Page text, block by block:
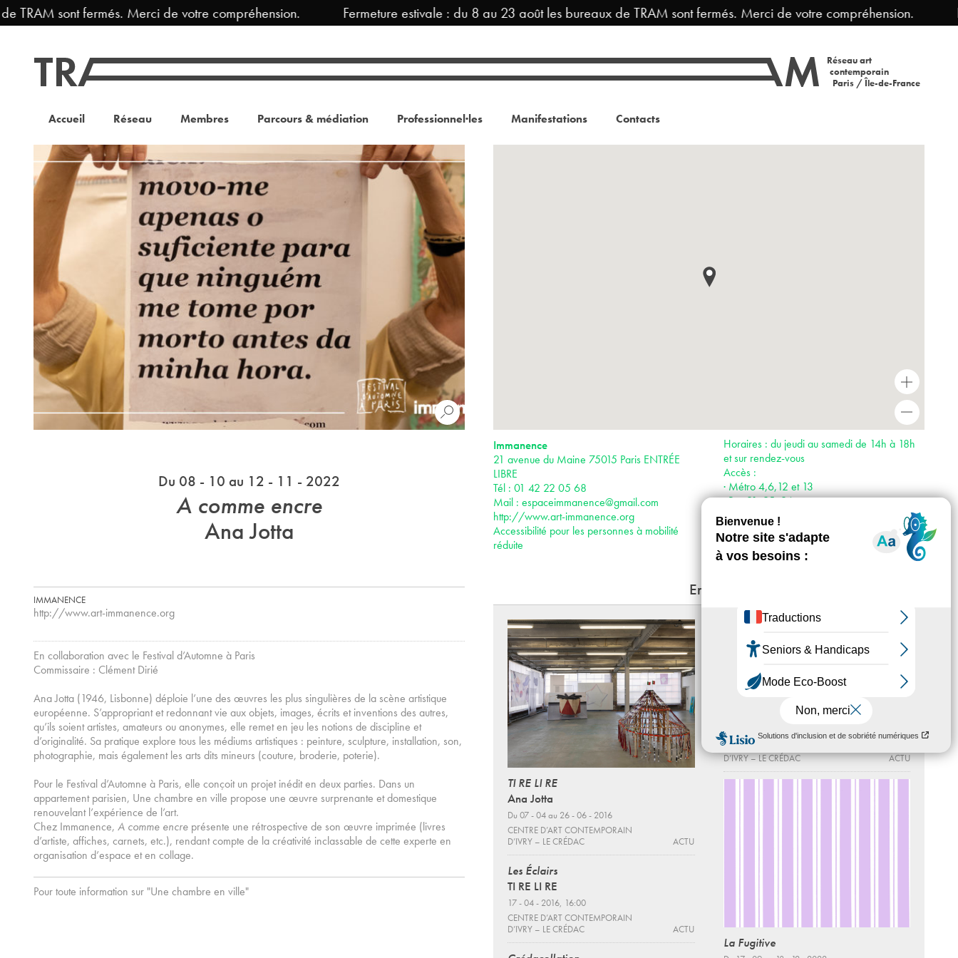
sont fermés. Merci de votre compréhension. Fermeture estivale : du 8 au 23 août les bureaux de TRAM sont fermés. Merci de votre compréhension.
Réseau art
contemporain
Paris / Île-de-France
Accueil Réseau Membres Parcours & médiation Professionnel·les Manifestations Contacts
Du 08 - 10 au 12 - 11 - 2022
A comme encre
Ana Jotta
IMMANENCE
http://www.art-immanence.org
En collaboration avec le Festival d’Automne à Paris
Commissaire : Clément Dirié
Ana Jotta (1946, Lisbonne) déploie l’une des œuvres les plus singulières de la scène artistique
européenne. S’appropriant et redonnant vie aux objets, images, écrits et inventions des autres,
qu’ils soient artistes, amateurs ou anonymes, elle remet en jeu les notions de discipline et
d’originalité. Sa pratique explore tous les médiums artistiques : peinture, sculpture, installation, son,
photographie, mais également les arts dits mineurs (couture, broderie, poterie).
Pour le Festival d’Automne à Paris, elle conçoit un projet inédit en deux parties. Dans un
appartement parisien, Une chambre en ville propose une œuvre surprenante et domestique
renouvelant l’expérience de l’art.
Chez Immanence, A comme encre présente une rétrospective de son œuvre imprimée (livres
d’artiste, affiches, carnets, etc.), rendant compte de la créativité inclassable de cette experte en
organisation d’espace et en collage.
Pour toute information sur "Une chambre en ville"
+
Immanence
21 avenue du Maine 75015 Paris ENTRÉE
LIBRE
Tél : 01 42 22 05 68
Mail : espaceimmanence@gmail.com
http://www.art-immanence.org
Accessibilité pour les personnes à mobilité
réduite
Horaires : du jeudi au samedi de 14h à 18h
et sur rendez-vous
Accès :
· Métro 4,6,12 et 13
· Bus 91, 95, 96
En lien
TI RE LI RE
Ana Jotta
Du 07 - 04 au 26 - 06 - 2016
CENTRE D’ART CONTEMPORAIN
D’IVRY – LE CRÉDAC
ACTU
Les Éclairs
TI RE LI RE
17 - 04 - 2016, 16:00
CENTRE D’ART CONTEMPORAIN
D’IVRY – LE CRÉDAC
ACTU
Les Éclairs
12 - 06 - 2016, 16:00
CENTRE D’ART CONTEMPORAIN
D’IVRY – LE CRÉDAC
Visite de l'expositionTI RE LI RE
19 - 06 - 2016, 15:30
CENTRE D’ART CONTEMPORAIN
D’IVRY – LE CRÉDAC
ACTU
La Fugitive